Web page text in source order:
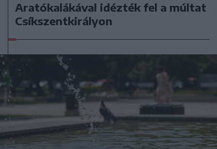
Aratókalákával idézték fel a múltat
Csíkszentkirályon